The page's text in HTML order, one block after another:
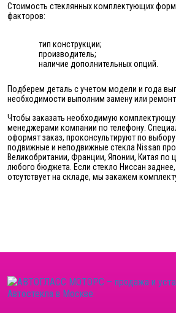
Стоимость стеклянных комплектующих
факторов:
тип конструкции;
производитель;
наличие дополнительных опций.
Подберем деталь с учетом модели и года
необходимости выполним замену или ремонт.
Чтобы заказать необходимую
менеджерами компании по телефону.
оформят заказ, проконсультируют по
подвижные и неподвижные стекла Nissan
Великобритании, Франции, Японии, Китая по
любого бюджета. Если стекло Ниссан
отсутствует на складе, мы закажем
Автостекла в Москве